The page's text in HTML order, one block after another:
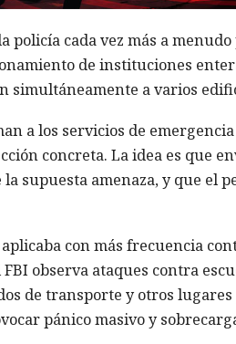
policía cada vez más a
de instituciones
simultáneamente a varios
a los servicios de
concreta. La idea es que
supuesta amenaza, y que el
con más frecuencia
observa ataques contra
de transporte y otros
pánico masivo y